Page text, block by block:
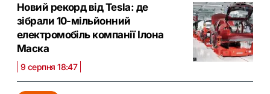
Новий рекорд від Tesla: де
зібрали 10-мільйонний
електромобіль компанії Ілона
Маска
9 серпня 18:47